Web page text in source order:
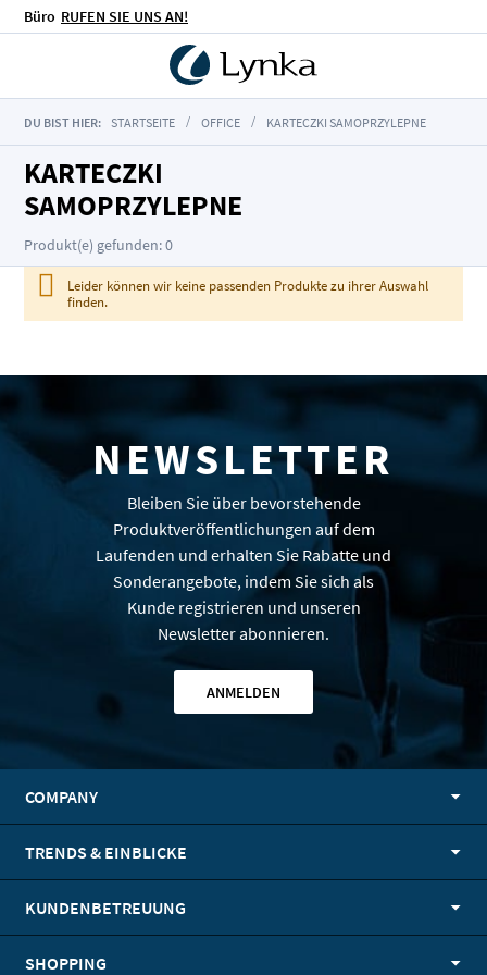
Büro RUFEN SIE UNS AN!
DU BIST HIER: STARTSEITE OFFICE KARTECZKI SAMOPRZYLEPNE
KARTECZKI
SAMOPRZYLEPNE
Produkt(e) gefunden: 0
Leider können wir keine passenden Produkte zu ihrer Auswahl
finden.
NEWSLETTER
Bleiben Sie über bevorstehende
Produktveröffentlichungen auf dem
Laufenden und erhalten Sie Rabatte und
Sonderangebote, indem Sie sich als
Kunde registrieren und unseren
Newsletter abonnieren.
ANMELDEN
COMPANY
TRENDS & EINBLICKE
KUNDENBETREUUNG
SHOPPING